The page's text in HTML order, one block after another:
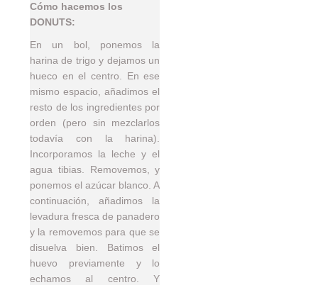
Cómo hacemos los
DONUTS:
En un bol, ponemos la
harina de trigo y dejamos un
hueco en el centro. En ese
mismo espacio, añadimos el
resto de los ingredientes por
orden (pero sin mezclarlos
todavía con la harina).
Incorporamos la leche y el
agua tibias. Removemos, y
ponemos el azúcar blanco. A
continuación, añadimos la
levadura fresca de panadero
y la removemos para que se
disuelva bien. Batimos el
huevo previamente y lo
echamos al centro. Y